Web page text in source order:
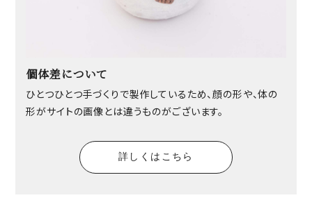
個体差について
ひとつひとつ手づくりで製作しているため、顔の形や、体の
形がサイトの画像とは違うものがございます。
詳しくはこちら